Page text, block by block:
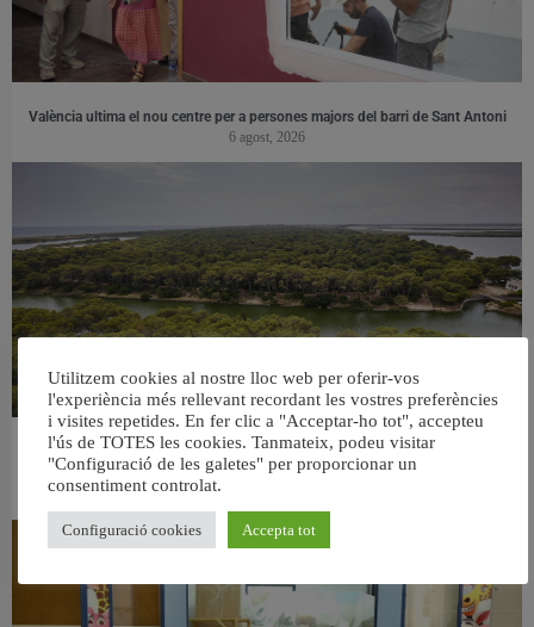
València ultima el nou centre per a persones majors del barri de Sant Antoni
6 agost, 2026
València retira prop de 15.000 litres de residus de la Devesa durant el mes de
juliol
Utilitzem cookies al nostre lloc web per oferir-vos
l'experiència més rellevant recordant les vostres preferències
i visites repetides. En fer clic a "Acceptar-ho tot", accepteu
l'ús de TOTES les cookies. Tanmateix, podeu visitar
"Configuració de les galetes" per proporcionar un
consentiment controlat.
Configuració cookies Accepta tot